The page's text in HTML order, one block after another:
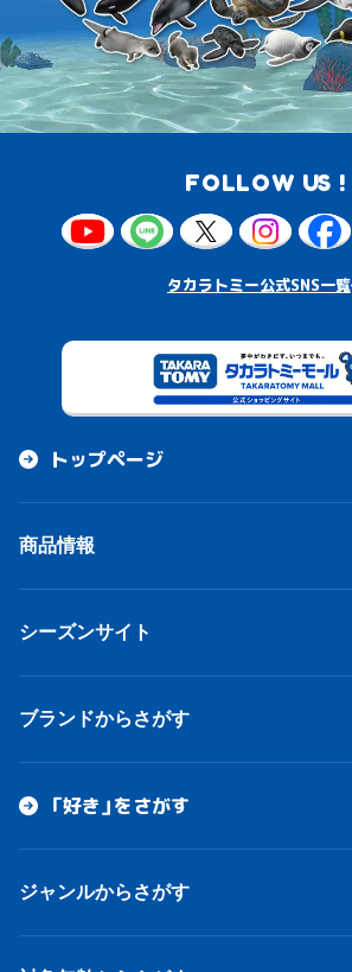
FOLLOW US !
タカラトミー公式SNS一覧
トップページ
商品情報
シーズンサイト
ブランドからさがす
「好き」をさがす
ジャンルからさがす